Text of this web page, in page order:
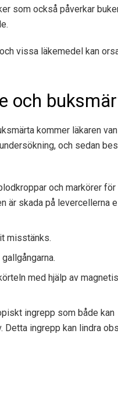
som också påverkar
vissa läkemedel kan
och
kommer läkaren
och sedan
och markörer för
är skada på levercellerna
misstänks.
med hjälp av
ingrepp som både kan
ingrepp kan lindra